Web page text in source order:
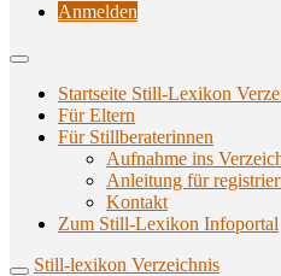
Anmelden
Startseite Still-Lexikon
Für Eltern
Für Stillberaterinnen
Aufnahme ins
Anlei­tung für
Kon­takt
Zum Still-Lexikon Infoportal
Still-lexikon Verzeichnis